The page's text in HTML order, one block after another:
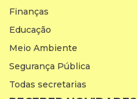
Finanças
Educação
Meio Ambiente
Segurança Pública
Todas secretarias